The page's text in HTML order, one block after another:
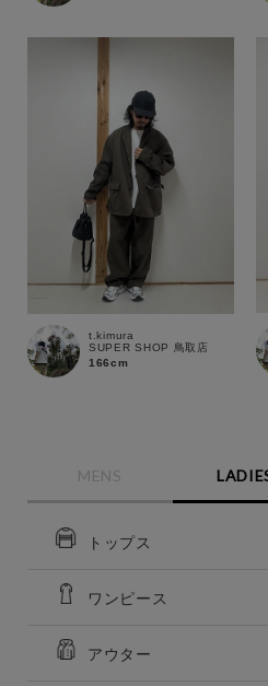
この条件で
t.kimura
SUPER SHOP 鳥取店
166cm
MENS
トップス
ワンピース
アウター